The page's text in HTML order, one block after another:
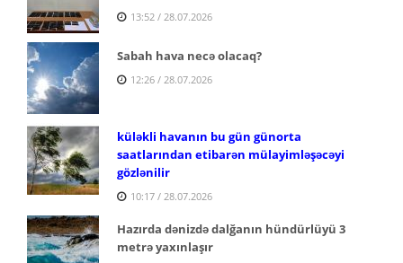
13:52 / 28.07.2026
Sabah hava necə olacaq?
12:26 / 28.07.2026
küləkli havanın bu gün günorta
saatlarından etibarən mülayimləşəcəyi
gözlənilir
10:17 / 28.07.2026
Hazırda dənizdə dalğanın hündürlüyü 3
metrə yaxınlaşır